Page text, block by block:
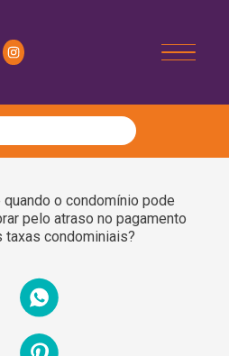
quando o condomínio pode
pelo atraso no pagamento
taxas condominiais?